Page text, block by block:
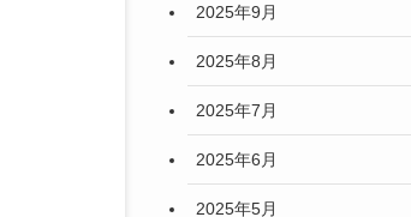
2025年9月
2025年8月
2025年7月
2025年6月
2025年5月